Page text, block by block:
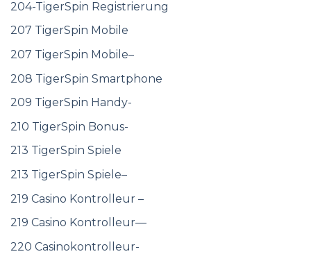
204-TigerSpin Registrierung
207 TigerSpin Mobile
207 TigerSpin Mobile–
208 TigerSpin Smartphone
209 TigerSpin Handy-
210 TigerSpin Bonus-
213 TigerSpin Spiele
213 TigerSpin Spiele–
219 Casino Kontrolleur –
219 Casino Kontrolleur—
220 Casinokontrolleur-